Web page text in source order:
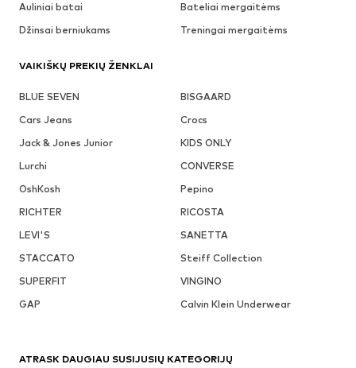
Auliniai batai
Bateliai mergaitėms
Džinsai berniukams
Treningai mergaitėms
VAIKIŠKŲ PREKIŲ ŽENKLAI
BLUE SEVEN
BISGAARD
Cars Jeans
Crocs
Jack & Jones Junior
KIDS ONLY
Lurchi
CONVERSE
OshKosh
Pepino
RICHTER
RICOSTA
LEVI'S
SANETTA
STACCATO
Steiff Collection
SUPERFIT
VINGINO
GAP
Calvin Klein Underwear
ATRASK DAUGIAU SUSIJUSIŲ KATEGORIJŲ